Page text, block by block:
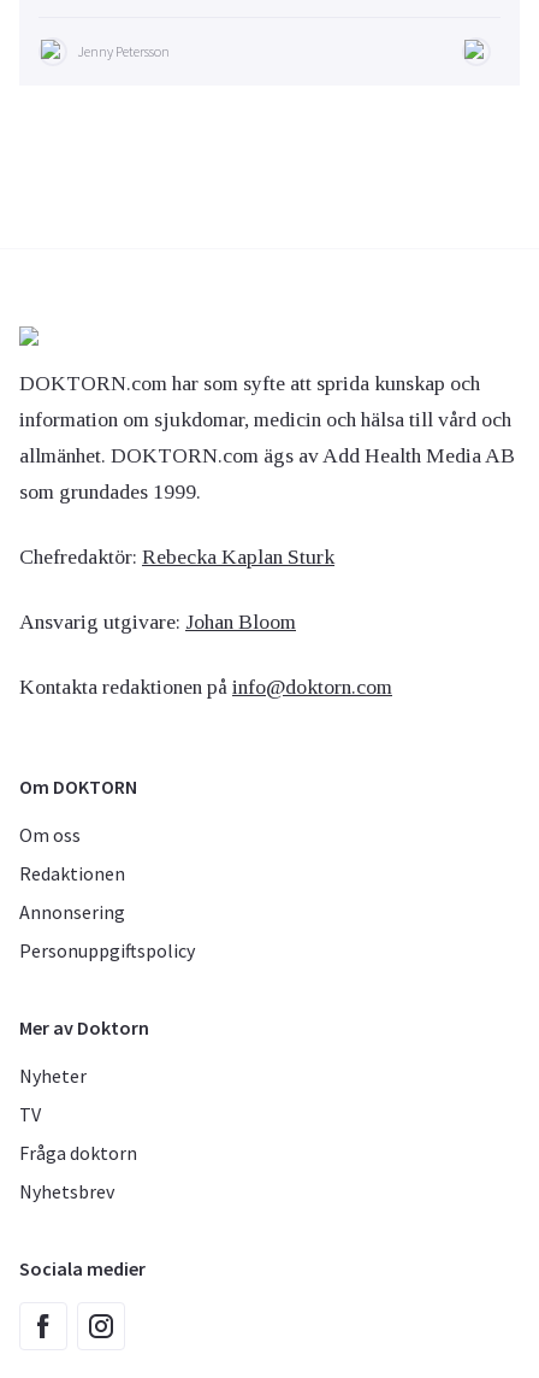
Jenny Petersson
DOKTORN.com har som syfte att sprida kunskap och
information om sjukdomar, medicin och hälsa till vård och
allmänhet. DOKTORN.com ägs av Add Health Media AB
som grundades 1999.
Chefredaktör: Rebecka Kaplan Sturk
Ansvarig utgivare: Johan Bloom
Kontakta redaktionen på info@doktorn.com
Om DOKTORN
Om oss
Redaktionen
Annonsering
Personuppgiftspolicy
Mer av Doktorn
Nyheter
TV
Fråga doktorn
Nyhetsbrev
Sociala medier